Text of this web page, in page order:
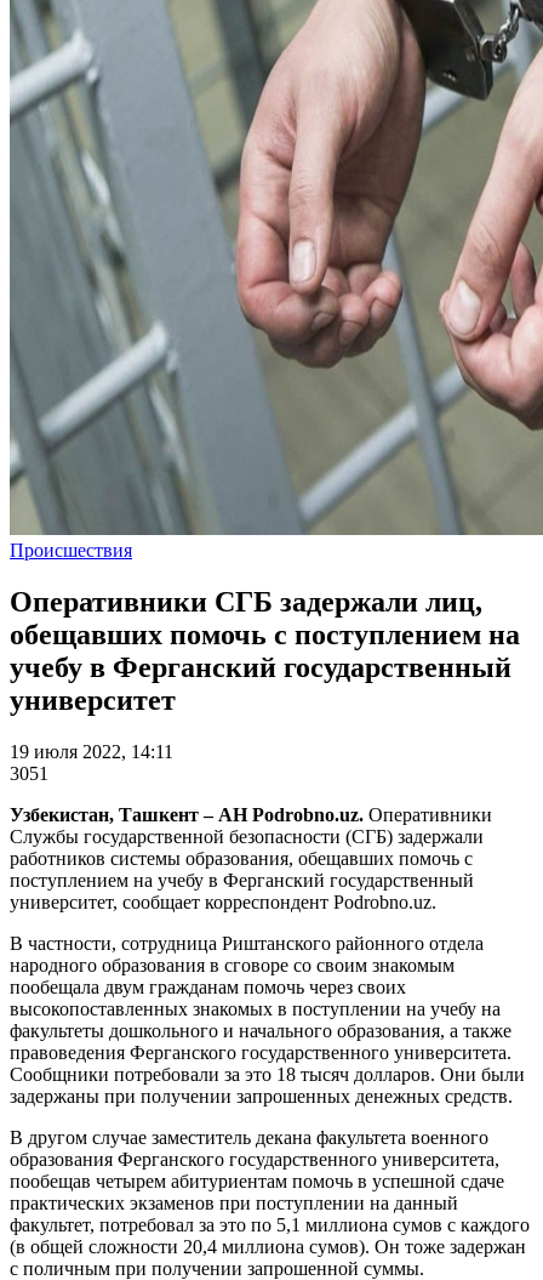
Происшествия
Оперативники СГБ задержали лиц,
обещавших помочь с поступлением на
учебу в Ферганский государственный
университет
19 июля 2022, 14:11
3051
Узбекистан, Ташкент – АН Podrobno.uz. Оперативники
Службы государственной безопасности (СГБ) задержали
работников системы образования, обещавших помочь с
поступлением на учебу в Ферганский государственный
университет, сообщает корреспондент Podrobno.uz.
В частности, сотрудница Риштанского районного отдела
народного образования в сговоре со своим знакомым
пообещала двум гражданам помочь через своих
высокопоставленных знакомых в поступлении на учебу на
факультеты дошкольного и начального образования, а также
правоведения Ферганского государственного университета.
Сообщники потребовали за это 18 тысяч долларов. Они были
задержаны при получении запрошенных денежных средств.
В другом случае заместитель декана факультета военного
образования Ферганского государственного университета,
пообещав четырем абитуриентам помочь в успешной сдаче
практических экзаменов при поступлении на данный
факультет, потребовал за это по 5,1 миллиона сумов с каждого
(в общей сложности 20,4 миллиона сумов). Он тоже задержан
с поличным при получении запрошенной суммы.